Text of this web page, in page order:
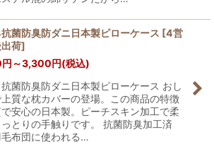
菌防臭防ダニ日本製ピローケース [4営
荷]
円 ～3,300円(税込)
菌防臭防ダニ日本製ピローケース おし
上質な枕カバーの登場。この商品の特徴
安心の日本製。ピーチスキン加工で柔
っとりの手触りです。 抗菌防臭加工済
布団に使われる…